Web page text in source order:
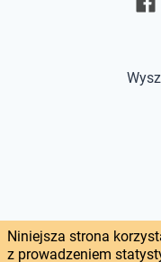
Niniejsza strona
z prowadzeniem